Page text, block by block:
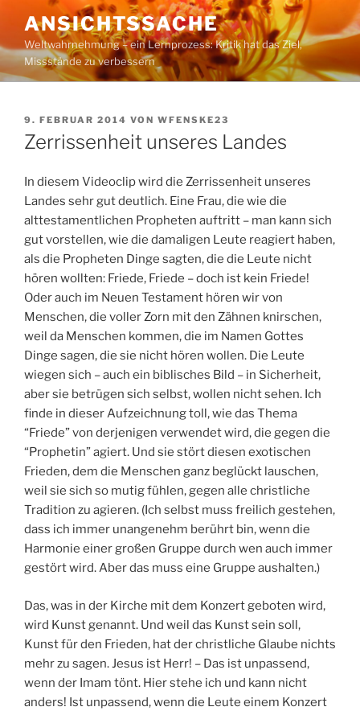
Inhalt
springen
ANSICHTSSACHE
Weltwahrnehmung – ein Lernprozess: Kritik hat das Ziel,
Missstände zu verbessern
VERÖFFENTLICHT
AM
9. FEBRUAR 2014 VON WFENSKE23
Zerrissenheit unseres Landes
In diesem Videoclip wird die Zerrissenheit unseres
Landes sehr gut deutlich. Eine Frau, die wie die
alttestamentlichen Propheten auftritt – man kann sich
gut vorstellen, wie die damaligen Leute reagiert haben,
als die Propheten Dinge sagten, die die Leute nicht
hören wollten: Friede, Friede – doch ist kein Friede!
Oder auch im Neuen Testament hören wir von
Menschen, die voller Zorn mit den Zähnen knirschen,
weil da Menschen kommen, die im Namen Gottes
Dinge sagen, die sie nicht hören wollen. Die Leute
wiegen sich – auch ein biblisches Bild – in Sicherheit,
aber sie betrügen sich selbst, wollen nicht sehen. Ich
finde in dieser Aufzeichnung toll, wie das Thema
“Friede” von derjenigen verwendet wird, die gegen die
“Prophetin” agiert. Und sie stört diesen exotischen
Frieden, dem die Menschen ganz beglückt lauschen,
weil sie sich so mutig fühlen, gegen alle christliche
Tradition zu agieren. (Ich selbst muss freilich gestehen,
dass ich immer unangenehm berührt bin, wenn die
Harmonie einer großen Gruppe durch wen auch immer
gestört wird. Aber das muss eine Gruppe aushalten.)
Das, was in der Kirche mit dem Konzert geboten wird,
wird Kunst genannt. Und weil das Kunst sein soll,
Kunst für den Frieden, hat der christliche Glaube nichts
mehr zu sagen. Jesus ist Herr! – Das ist unpassend,
wenn der Imam tönt. Hier stehe ich und kann nicht
anders! Ist unpassend, wenn die Leute einem Konzert